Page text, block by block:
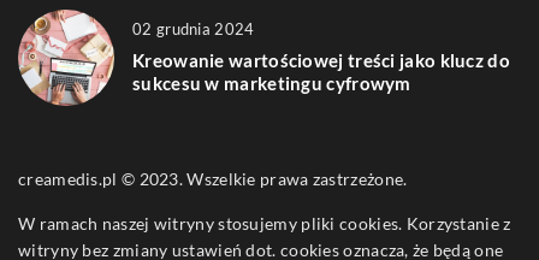
02 grudnia 2024
Kreowanie wartościowej treści jako klucz do
sukcesu w marketingu cyfrowym
creamedis.pl © 2023. Wszelkie prawa zastrzeżone.
W ramach naszej witryny stosujemy pliki cookies. Korzystanie z
witryny bez zmiany ustawień dot. cookies oznacza, że będą one